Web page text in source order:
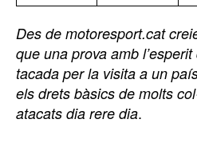
Des de motoresport.cat
que una prova amb
tacada per la visita a un
els drets bàsics de molts
atacats dia rere dia.